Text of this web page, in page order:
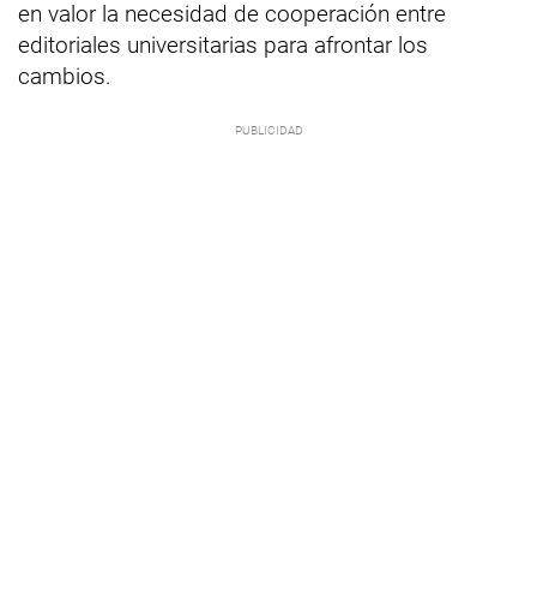
en valor la necesidad de cooperación entre
editoriales universitarias para afrontar los
cambios.